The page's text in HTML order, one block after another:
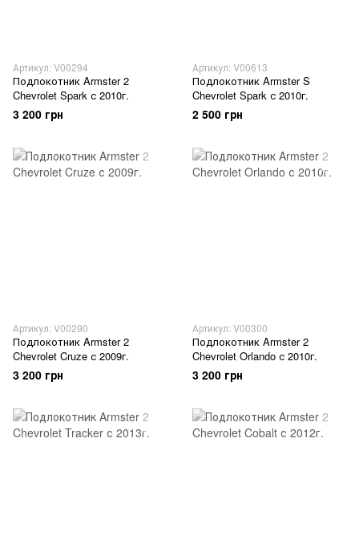
Артикул: V00294
Подлокотник Armster 2
Chevrolet Spark с 2010г.
3 200 грн
Артикул: V00613
Подлокотник Armster S
Chevrolet Spark с 2010г.
2 500 грн
Артикул: V00290
Подлокотник Armster 2
Chevrolet Cruze с 2009г.
3 200 грн
Артикул: V00300
Подлокотник Armster 2
Chevrolet Orlando с 2010г.
3 200 грн